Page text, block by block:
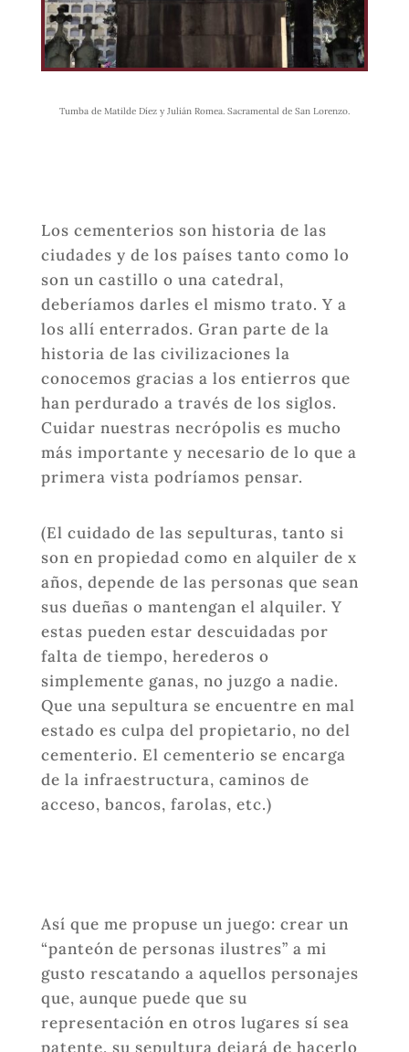
Tumba de Matilde Díez y Julián Romea. Sacramental de San Lorenzo.
Los cementerios son historia de las
ciudades y de los países tanto como lo
son un castillo o una catedral,
deberíamos darles el mismo trato. Y a
los allí enterrados. Gran parte de la
historia de las civilizaciones la
conocemos gracias a los entierros que
han perdurado a través de los siglos.
Cuidar nuestras necrópolis es mucho
más importante y necesario de lo que a
primera vista podríamos pensar.
(El cuidado de las sepulturas, tanto si
son en propiedad como en alquiler de x
años, depende de las personas que sean
sus dueñas o mantengan el alquiler. Y
estas pueden estar descuidadas por
falta de tiempo, herederos o
simplemente ganas, no juzgo a nadie.
Que una sepultura se encuentre en mal
estado es culpa del propietario, no del
cementerio. El cementerio se encarga
de la infraestructura, caminos de
acceso, bancos, farolas, etc.)
Así que me propuse un juego: crear un
“panteón de personas ilustres” a mi
gusto rescatando a aquellos personajes
que, aunque puede que su
representación en otros lugares sí sea
patente, su sepultura dejará de hacerlo